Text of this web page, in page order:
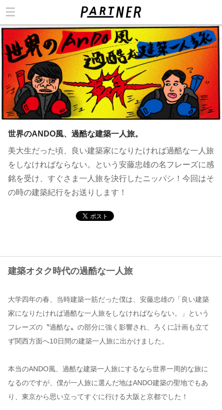
世界のANDO風、過酷な建築一人旅。
美大生だった頃、良い建築家になりたければ過酷な一人旅
をしなければならない。という安藤忠雄の名フレーズに感
銘を受け、すぐさま一人旅を決行したニッパシ！今回はそ
の時の建築紀行をお送りします！
建築オタク時代の過酷な一人旅
大学四年の春、当時建築一筋だった僕は、安藤忠雄の「良い建築
家になりたければ過酷な一人旅をしなければならない。」という
フレーズの〝過酷な〟の部分に強く影響され、ろくに計画も立て
ず関西方面へ10日間の建築一人旅に出かけました。
本当のANDO風、過酷な建築一人旅にするなら世界一周的な旅に
なるのですが、僕が一人旅に選んだ地はANDO建築の聖地でもあ
り、東京から思い立ってすぐに行ける大阪と京都でした！
カテゴリ
お問い合わせ